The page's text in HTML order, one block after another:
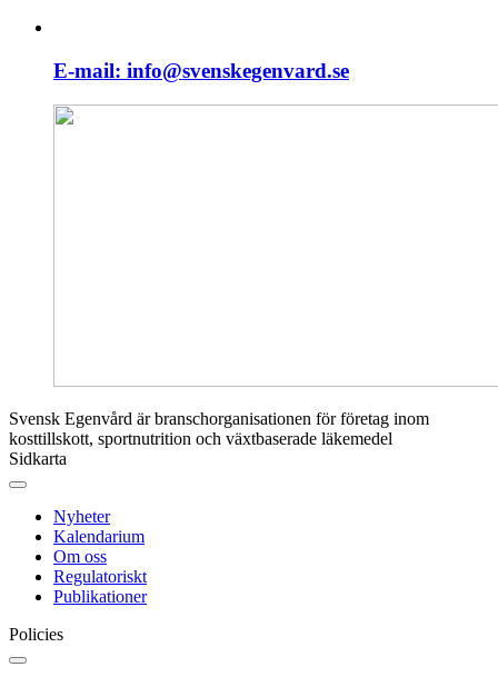
E-mail: info@svenskegenvard.se
Svensk Egenvård är branschorganisationen för företag inom
kosttillskott, sportnutrition och växtbaserade läkemedel
Sidkarta
Nyheter
Kalendarium
Om oss
Regulatoriskt
Publikationer
Policies